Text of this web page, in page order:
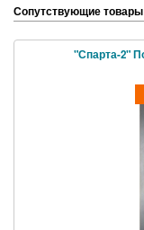
Сопутствующие товары
"Спарта-2"